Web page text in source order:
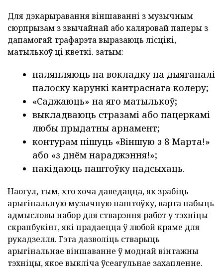
Для дэкарыравання віншаванні з музычным
сюрпрызам з звычайнай або каляровай паперы з
дапамогай трафарэта выразаюць лісцікі,
матылькоў ці кветкі. затым:
наляпляюць на вокладку па дыяганалі
палоску карункі кантраснага колеру;
«Саджаюць» на яго матылькоў;
выкладваюць стразамі або пацеркамі
любы прыдатны арнамент;
контурам пішуць «Віншую з 8 Марта!»
або «з днём нараджэння!»;
пакідаюць паштоўку падсыхаць.
Наогул, тым, хто хоча даведацца, як зрабіць
арыгінальную музычную паштоўку, варта набыць
адмысловы набор для стварэння работ у тэхніцы
скрапбукінг, які прадаецца ў любой краме для
рукадзелля. Гэта дазволіць стварыць
арыгінальнае віншаванне ў моднай вінтажны
тэхніцы, якое выкліча ўсеагульнае захапленне.